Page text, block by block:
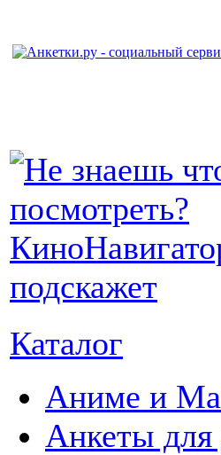
Каталог
Аниме и
Анкеты для